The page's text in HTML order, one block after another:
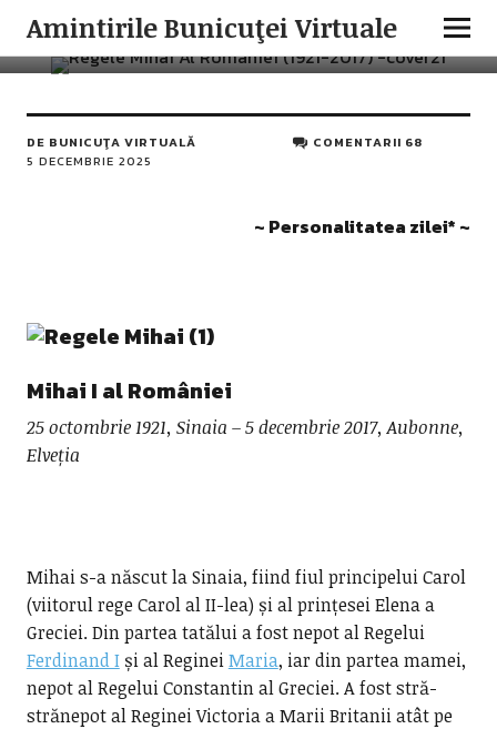
Amintirile Bunicuţei Virtuale
Mihai I al României
DE BUNICUŢA VIRTUALĂ
5 DECEMBRIE 2025
COMENTARII 68
~ Personalitatea zilei* ~
Mihai I al României
25 octombrie 1921, Sinaia – 5 decembrie 2017, Aubonne,
Elveția
Mihai s-a născut la Sinaia, fiind fiul principelui Carol
(viitorul rege Carol al II-lea) și al prințesei Elena a
Greciei. Din partea tatălui a fost nepot al Regelui
Ferdinand Iși al RegineiMaria, iar din partea mamei,
nepot al Regelui Constantin al Greciei. A fost stră-
strănepot al Reginei Victoria a Marii Britanii atât pe